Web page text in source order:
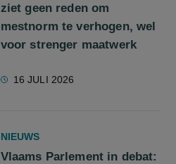
ziet geen reden om
mestnorm te verhogen, wel
voor strenger maatwerk
16 JULI 2026
NIEUWS
Vlaams Parlement in debat: